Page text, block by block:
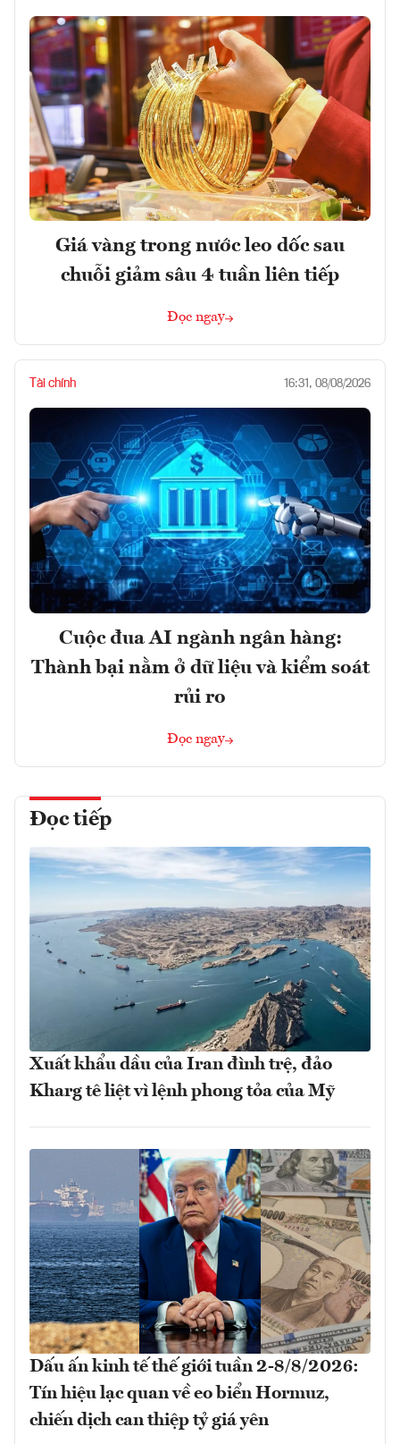
Giá vàng trong nước leo dốc sau
chuỗi giảm sâu 4 tuần liên tiếp
Đọc ngay
Tài chính 16:31, 08/08/2026
Cuộc đua AI ngành ngân hàng:
Thành bại nằm ở dữ liệu và kiểm soát
rủi ro
Đọc ngay
Đọc tiếp
Xuất khẩu dầu của Iran đình trệ, đảo
Kharg tê liệt vì lệnh phong tỏa của Mỹ
Dấu ấn kinh tế thế giới tuần 2-8/8/2026:
Tín hiệu lạc quan về eo biển Hormuz,
chiến dịch can thiệp tỷ giá yên